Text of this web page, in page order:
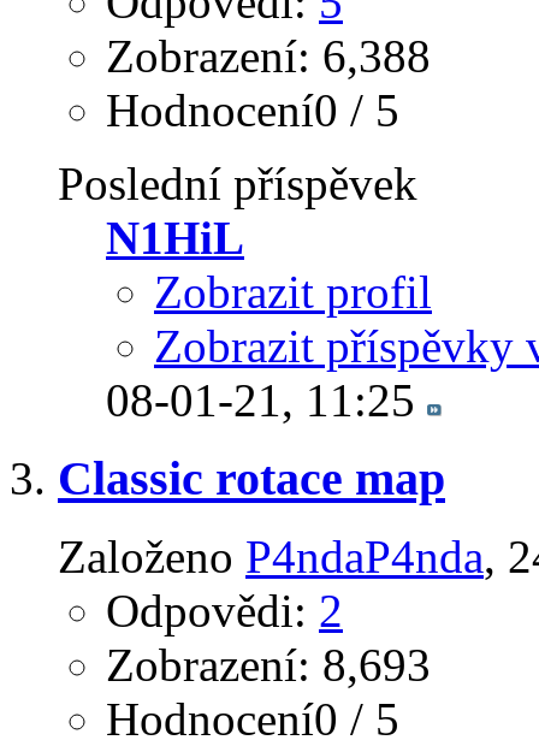
Zobrazení: 6,388
Hodnocení0 / 5
Poslední příspěvek
N1HiL
Zobrazit profil
Zobrazit příspěvky
08-01-21, 11:25
Classic rotace map
Založeno P4ndaP4nda‎,
Odpovědi: 2
Zobrazení: 8,693
Hodnocení0 / 5